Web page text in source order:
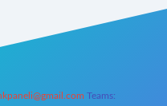
Teams: